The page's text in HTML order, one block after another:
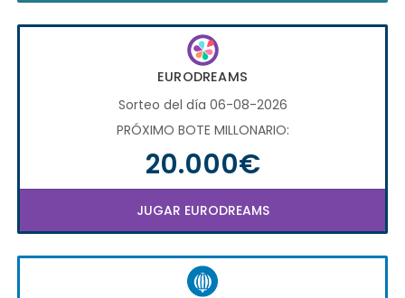
EURODREAMS
Sorteo del día 06-08-2026
PRÓXIMO BOTE MILLONARIO:
20.000€
JUGAR EURODREAMS